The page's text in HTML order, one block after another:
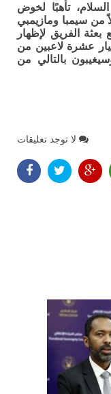
السلام، تأهبًا لخوض
من سيمبا ومازيمبي
الفريق لإظهار
عشرة لاعبين من
بالتالي من
لا توجد تعليقات